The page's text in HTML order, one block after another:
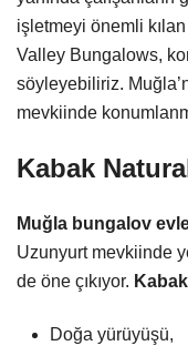
işletmeyi önemli
Valley Bungalows,
söyleyebiliriz.
mevkiinde
Kabak
Muğla bungalov
Uzunyurt mevkiinde
de öne çıkıyor.
Doğa yürüyüşü,